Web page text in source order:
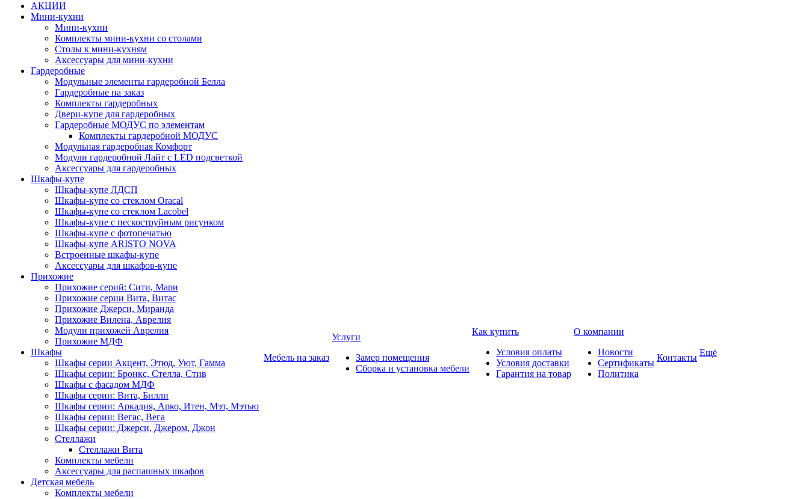
АКЦИИ
Мини-кухни
Мини-кухни
Комплекты мини-кухни со столами
Столы к мини-кухням
Аксессуары для мини-кухни
Гардеробные
Модульные элементы гардеробной Белла
Гардеробные на заказ
Комплекты гардеробных
Двери-купе для гардеробных
Гардеробные МОДУС по элементам
Комплекты гардеробной МОДУС
Модульная гардеробная Комфорт
Модули гардеробной Лайт с LED подсветкой
Аксессуары для гардеробных
Шкафы-купе
Шкафы-купе ЛДСП
Шкафы-купе со стеклом Oracal
Шкафы-купе со стеклом Lacobel
Шкафы-купе с пескоструйным рисунком
Шкафы-купе с фотопечатью
Шкафы-купе ARISTO NOVA
Встроенные шкафы-купе
Аксессуары для шкафов-купе
Прихожие
Прихожие серий: Сити, Мари
Прихожие серии Вита, Витас
Прихожие Джерси, Миранда
Прихожие Вилена, Аврелия
Модули прихожей Аврелия
Прихожие МДФ
Шкафы
Шкафы серии Акцент, Этюд, Уют, Гамма
Шкафы серии: Бронкс, Стелла, Стив
Шкафы с фасадом МДФ
Шкафы серии: Вита, Билли
Шкафы серии: Аркадия, Арко, Итен, Мэт, Мэтью
Шкафы серии: Вегас, Вега
Шкафы серии: Джерси, Джером, Джон
Стеллажи
Стеллажи Вита
Комплекты мебели
Аксессуары для распашных шкафов
Детская мебель
Комплекты мебели
Мебель на заказ
Услуги
Замер помещения
Сборка и установка мебели
Как купить
Условия оплаты
Условия доставки
Гарантия на товар
О компании
Новости
Сертификаты
Политика
Контакты Ещё